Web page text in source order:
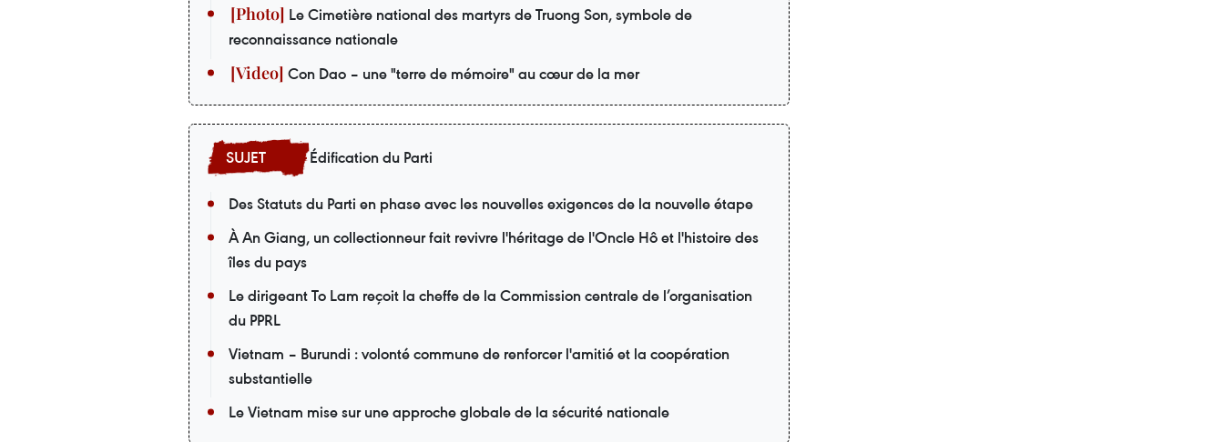
Le Cimetière national des martyrs de Truong Son, symbole de
reconnaissance nationale
Con Dao – une "terre de mémoire" au cœur de la mer
Édification du Parti
Des Statuts du Parti en phase avec les nouvelles exigences de la nouvelle étape
À An Giang, un collectionneur fait revivre l'héritage de l'Oncle Hô et l'histoire des
îles du pays
Le dirigeant To Lam reçoit la cheffe de la Commission centrale de l’organisation
du PPRL
Vietnam – Burundi : volonté commune de renforcer l'amitié et la coopération
substantielle
Le Vietnam mise sur une approche globale de la sécurité nationale